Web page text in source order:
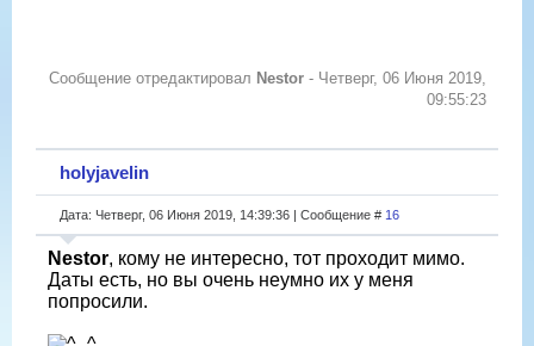
Сообщение отредактировал Nestor - Четверг, 06 Июня 2019,
09:55:23
holyjavelin
Дата: Четверг, 06 Июня 2019, 14:39:36 | Сообщение # 16
Nestor, кому не интересно, тот проходит мимо.
Даты есть, но вы очень неумно их у меня
попросили.